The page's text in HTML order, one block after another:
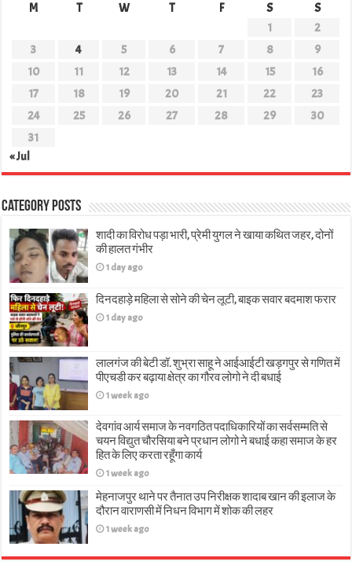
M
T W T F S
S
1
2
3
4 5 6 7 8
9
10
11 12 13 14 15
16
17
18 19 20 21 22
23
24
25 26 27 28 29
30
31
« Jul
Category Posts
शादी का विरोध पड़ा भारी, प्रेमी युगल ने खाया कथित जहर, दोनों
की हालत गंभीर
1 day ago
दिनदहाड़े महिला से सोने की चेन लूटी, बाइक सवार बदमाश फरार
1 day ago
लालगंज की बेटी डॉ. शुभ्रा साहू ने आईआईटी खड़गपुर से गणित में
पीएचडी कर बढ़ाया क्षेत्र का गौरव लोगो ने दी बधाई
1 week ago
देवगांव आर्य समाज के नवगठित पदाधिकारियों का सर्वसम्मति से
चयन विद्युत चौरसिया बने प्रधान लोगो ने बधाई कहा समाज के हर
हित के लिए करता रहूँगा कार्य
1 week ago
मेहनाजपुर थाने पर तैनात उप निरीक्षक शादाब खान की इलाज के
दौरान वाराणसी में निधन विभाग में शोक की लहर
1 week ago